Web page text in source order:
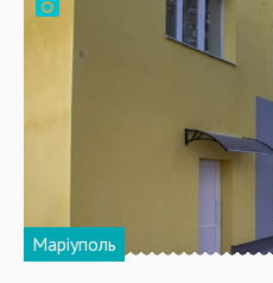
Маріуполь